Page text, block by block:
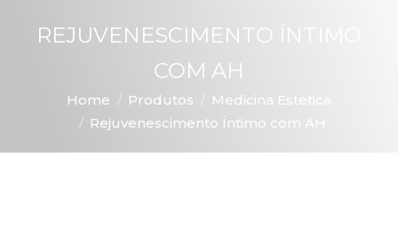
REJUVENESCIMENTO ÍNTIMO
COM AH
You are here:
Home Produtos
Medicina Estética
Rejuvenescimento Íntimo com AH